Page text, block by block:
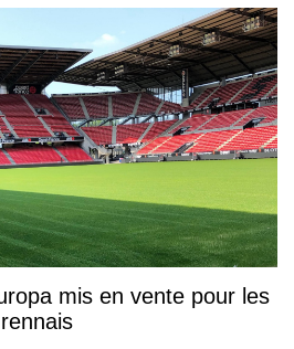
mis en vente pour les